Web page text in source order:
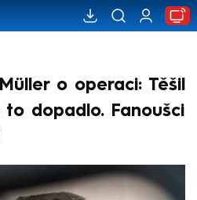
o operaci: Těšil
dopadlo. Fanoušci